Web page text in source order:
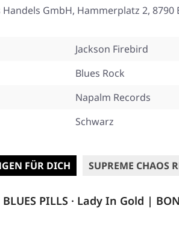
GmbH, Hammerplatz 2,
Jackson Firebird
Blues Rock
Napalm Records
Schwarz
FÜR DICH SUPREME CHAOS
BLUES PILLS · Lady In Gold |